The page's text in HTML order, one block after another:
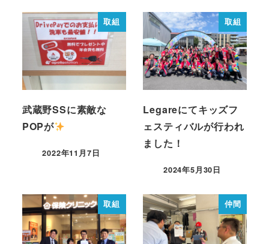
取組
武蔵野SSに素敵な
POPが
2022年11月7日
取組
Legareにてキッズフ
ェスティバルが行われ
ました！
2024年5月30日
取組 仲間